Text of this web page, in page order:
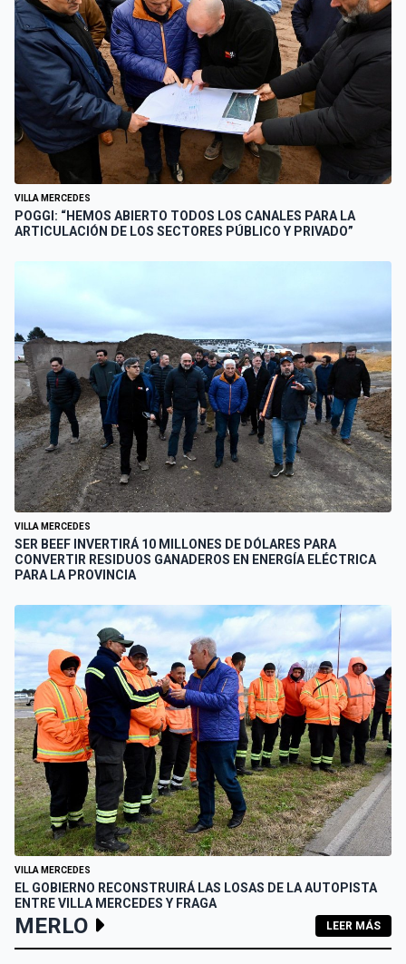
VILLA MERCEDES
POGGI: “HEMOS ABIERTO TODOS LOS CANALES PARA LA
ARTICULACIÓN DE LOS SECTORES PÚBLICO Y PRIVADO”
VILLA MERCEDES
SER BEEF INVERTIRÁ 10 MILLONES DE DÓLARES PARA
CONVERTIR RESIDUOS GANADEROS EN ENERGÍA ELÉCTRICA
PARA LA PROVINCIA
VILLA MERCEDES
EL GOBIERNO RECONSTRUIRÁ LAS LOSAS DE LA AUTOPISTA
ENTRE VILLA MERCEDES Y FRAGA
MERLO LEER MÁS